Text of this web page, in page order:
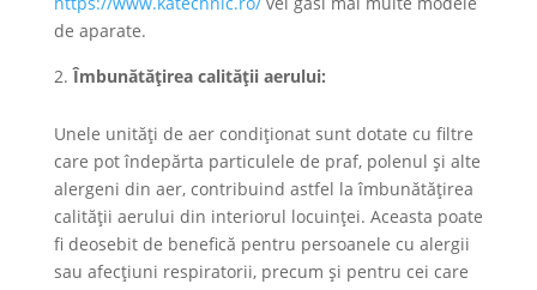
de aparate.
Îmbunătățirea calității aerului:
Unele unități de aer condiționat sunt dotate cu filtre
care pot îndepărta particulele de praf, polenul și alte
alergeni din aer, contribuind astfel la îmbunătățirea
calității aerului din interiorul locuinței. Aceasta poate
fi deosebit de benefică pentru persoanele cu alergii
sau afecțiuni respiratorii, precum și pentru cei care